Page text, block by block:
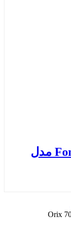
رادیوگرافی پایه دار فونا Fona مدل